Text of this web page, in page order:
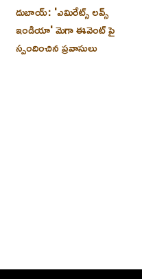
దుబాయ్‌: 'ఎమిరేట్స్ లవ్స్
ఇండియా' మెగా ఈవెంట్ పై
స్పందించిన ప్రవాసులు